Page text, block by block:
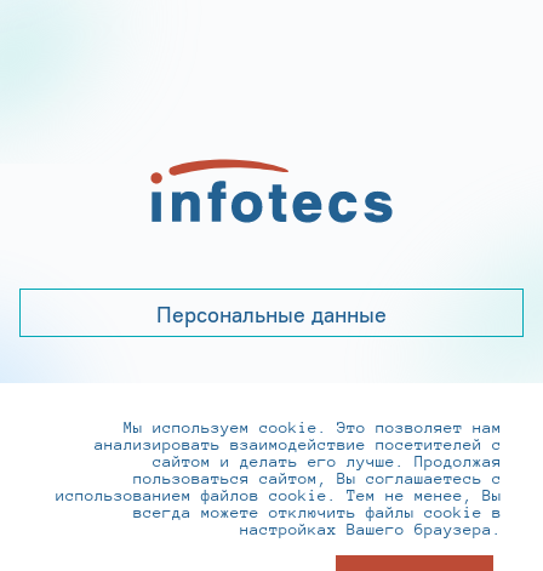
Персональные данные
+7 (495) 737-6192, 8-800-250-0-260
practice@infotecs.ru,hr@infotecs.ru
127273, г. Москва, Отрадная ул., 2Б строение 1
Мы используем cookie. Это позволяет нам
анализировать взаимодействие посетителей с
сайтом и делать его лучше. Продолжая
пользоваться сайтом, Вы соглашаетесь с
использованием файлов cookie. Тем не менее, Вы
всегда можете отключить файлы cookie в
настройках Вашего браузера.